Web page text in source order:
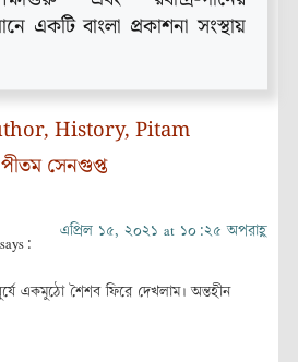
একটি বাংলা প্রকাশনা সংস্থায়
, History, Pitam
পীতম সেনগুপ্ত
says:
এপ্রিল ১৫, ২০২১ at ১০:২৫ অপরাহ্ণ
একমুঠো শৈশব ফিরে দেখলাম। অন্তহীন